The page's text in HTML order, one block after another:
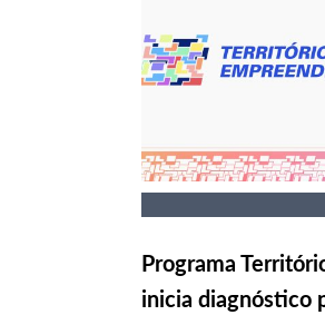
Programa
inicia diagnóstico